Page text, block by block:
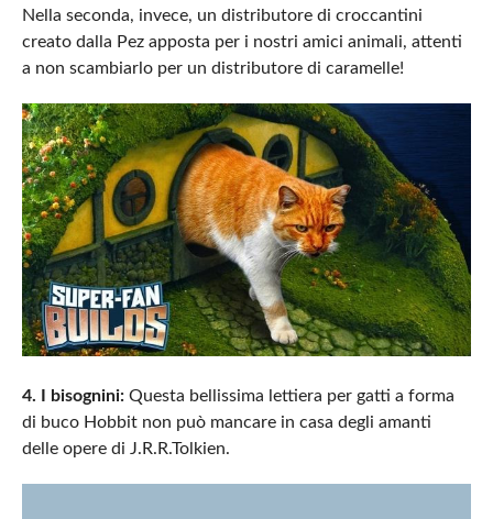
Nella seconda, invece, un distributore di croccantini
creato dalla Pez apposta per i nostri amici animali, attenti
a non scambiarlo per un distributore di caramelle!
4. I bisognini:Questa bellissima lettiera per gatti a forma
di buco Hobbit non può mancare in casa degli amanti
delle opere di J.R.R.Tolkien.